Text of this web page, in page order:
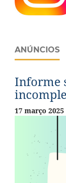
ANÚNCIOS
Informe
17 março 2025